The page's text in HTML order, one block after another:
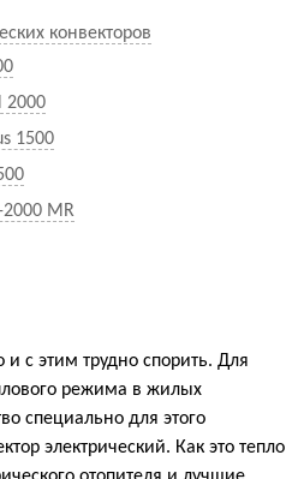
конвекторов
2000
1500
2000 MR
с этим трудно спорить. Для
режима в жилых
специально для этого
электрический. Как это тепло